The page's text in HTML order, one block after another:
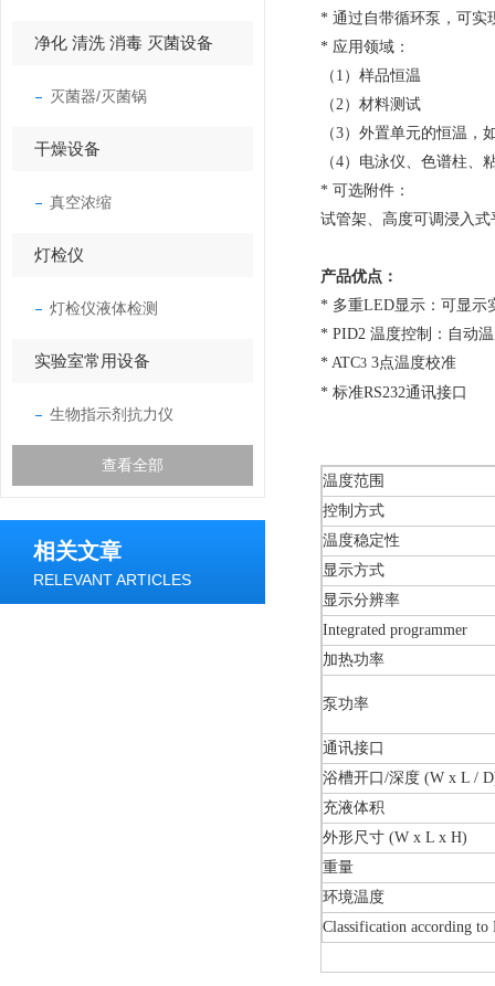
净化 清洗 消毒 灭菌设备
灭菌器/灭菌锅
干燥设备
真空浓缩
灯检仪
灯检仪液体检测
实验室常用设备
生物指示剂抗力仪
查看全部
相关文章
RELEVANT ARTICLES
* 通过自带循环泵，可实
* 应用领域：
（1）样品恒温
（2）材料测试
（3）外置单元的恒温
（4）电泳仪、色谱柱、
* 可选附件：
试管架、高度可调浸入
产品优点：
* 多重LED显示：可显示
* PID2 温度控制：自动
* ATC3 3点温度校准
* 标准RS232通讯接口
温度范围
控制方式
温度稳定性
显示方式
显示分辨率
Integrated programmer
加热功率
泵功率
通讯接口
浴槽开口/深度 (W x L /
充液体积
外形尺寸 (W x L x H)
重量
环境温度
Classification according